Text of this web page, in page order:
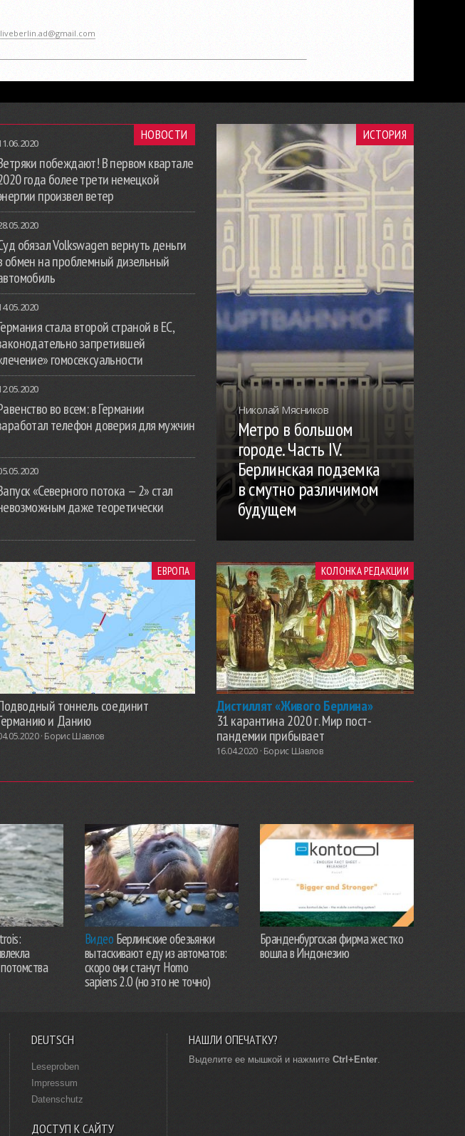
liveberlin.ad@gmail.com
НОВОСТИ
побеждают! В первом квартале
года более трети немецкой
произвел ветер
обязал Volkswagen вернуть деньги
обмен на проблемный дизельный
стала второй страной в ЕС,
запретившей
гомосексуальности
во всем: в Германии
телефон доверия для мужчин
«Северного потока — 2» стал
даже теоретически
ИСТОРИЯ
Николай Мясников
Метро в большом
городе. Часть IV.
Берлинская подземка
в смутно различимом
будущем
ЕВРОПА
тоннель соединит
и Данию
· Борис Шавлов
КОЛОНКА РЕДАКЦИИ
Дистиллят «Живого Берлина»
31 карантина 2020 г. Мир пост-
пандемии прибывает
16.04.2020 · Борис Шавлов
Видео Берлинские обезьянки
вытаскивают еду из автоматов:
скоро они станут Homo
sapiens 2.0 (но это не точно)
Бранденбургская фирма жестко
вошла в Индонезию
DEUTSCH
Leseproben
Impressum
Datenschutz
ДОСТУП К САЙТУ
НАШЛИ ОПЕЧАТКУ?
Выделите ее мышкой и нажмите Ctrl+Enter